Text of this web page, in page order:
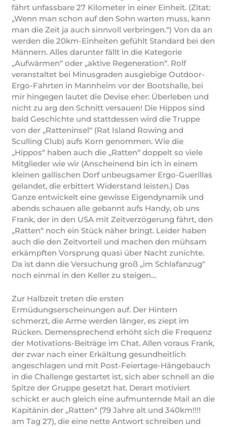
fährt unfassbare 27 Kilometer in einer Einheit. (Zitat:
„Wenn man schon auf den Sohn warten muss, kann
man die Zeit ja auch sinnvoll verbringen.“) Von da an
werden die 20km-Einheiten gefühlt Standard bei den
Männern. Alles darunter fällt in die Kategorie
„Aufwärmen“ oder „aktive Regeneration“. Rolf
veranstaltet bei Minusgraden ausgiebige Outdoor-
Ergo-Fahrten in Mannheim vor der Bootshalle, bei
mir hingegen lautet die Devise eher: Überleben und
nicht zu arg den Schnitt versauen! Die Hippos sind
bald Geschichte und stattdessen wird die Truppe
von der „Ratteninsel“ (Rat Island Rowing and
Sculling Club) aufs Korn genommen. Wie die
„Hippos“ haben auch die „Ratten“ doppelt so viele
Mitglieder wie wir (Anscheinend bin ich in einem
kleinen gallischen Dorf unbeugsamer Ergo-Guerillas
gelandet, die erbittert Widerstand leisten.) Das
Ganze entwickelt eine gewisse Eigendynamik und
abends schauen alle gebannt aufs Handy, ob uns
Frank, der in den USA mit Zeitverzögerung fährt, den
„Ratten“ noch ein Stück näher bringt. Leider haben
auch die den Zeitvorteil und machen den mühsam
erkämpften Vorsprung quasi über Nacht zunichte.
Da ist dann die Versuchung groß „im Schlafanzug“
noch einmal in den Keller zu steigen…
Zur Halbzeit treten die ersten
Ermüdungserscheinungen auf. Der Hintern
schmerzt, die Arme werden länger, es ziept im
Rücken. Demensprechend erhöht sich die Frequenz
der Motivations-Beiträge im Chat. Allen voraus Frank,
der zwar nach einer Erkältung gesundheitlich
angeschlagen und mit Post-Feiertage-Hängebauch
in die Challenge gestartet ist, sich aber schnell an die
Spitze der Gruppe gesetzt hat. Derart motiviert
schickt er auch gleich eine aufmunternde Mail an die
Kapitänin der „Ratten“ (79 Jahre alt und 340km!!!!
am Tag 27), die eine nette Antwort schreiben und